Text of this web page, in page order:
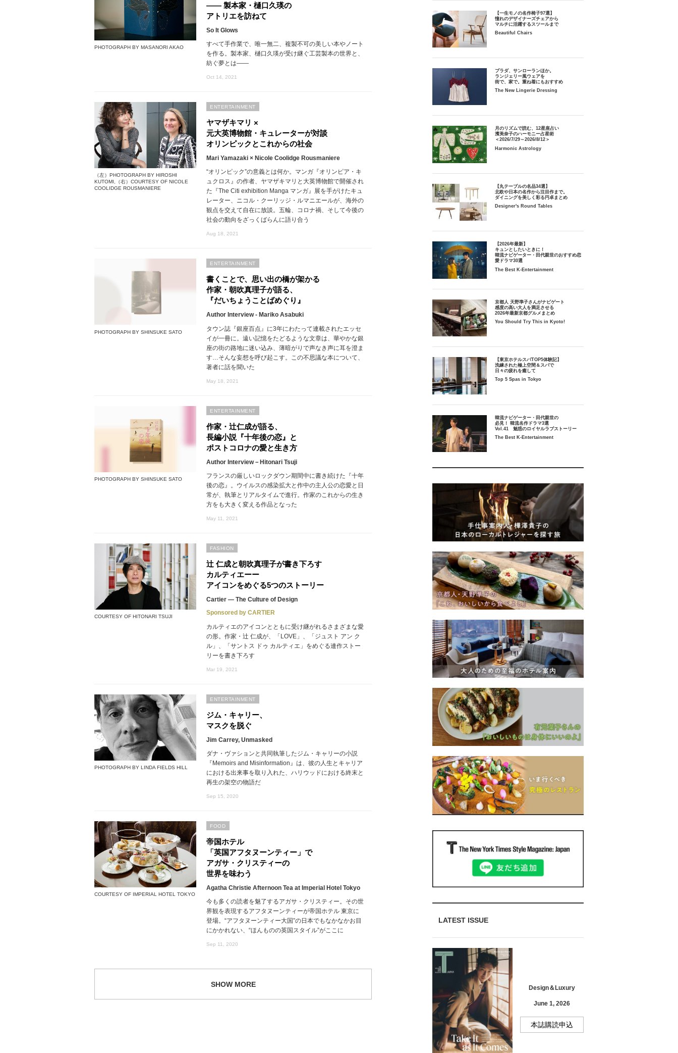
PHOTOGRAPH BY MASANORI AKAO
―― 製本家・樋口久瑛の
アトリエを訪ねて
So It Glows
すべて手作業で、唯一無二、複製不可の美しい本やノート
を作る。製本家、樋口久瑛が受け継ぐ工芸製本の世界と、
紡ぐ夢とは――
Oct 14, 2021
（左）PHOTOGRAPH BY HIROSHI
KUTOMI,（右）COURTESY OF NICOLE
COOLIDGE ROUSMANIERE
ヤマザキマリ ×
元大英博物館・キュレーターが対談
オリンピックとこれからの社会
Mari Yamazaki × Nicole Coolidge Rousmaniere
“オリンピック”の意義とは何か。マンガ『オリンピア・キ
ュクロス』の作者、ヤマザキマリと大英博物館で開催され
た『The Citi exhibition Manga マンガ』展を手がけたキュ
レーター、ニコル・クーリッジ・ルマニエールが、海外の
観点を交えて自在に放談。五輪、コロナ禍、そして今後の
社会の動向をざっくばらんに語り合う
Aug 18, 2021
ENTERTAINMENT
PHOTOGRAPH BY SHINSUKE SATO
書くことで、思い出の橋が架かる
作家・朝吹真理子が語る、
『だいちょうことばめぐり』
Author Interview - Mariko Asabuki
タウン誌『銀座百点』に3年にわたって連載されたエッセ
イが一冊に。遠い記憶をたどるような文章は、華やかな銀
座の街の路地に迷い込み、薄暗がりで声なき声に耳を澄ま
す…そんな妄想を呼び起こす。この不思議な本について、
著者に話を聞いた
May 18, 2021
ENTERTAINMENT
PHOTOGRAPH BY SHINSUKE SATO
作家・辻仁成が語る、
長編小説『十年後の恋』と
ポストコロナの愛と生き方
Author Interview－Hitonari Tsuji
フランスの厳しいロックダウン期間中に書き続けた『十年
後の恋』。ウイルスの感染拡大と作中の主人公の恋愛と日
常が、執筆とリアルタイムで進行。作家のこれからの生き
方をも大きく変える作品となった
May 11, 2021
ENTERTAINMENT
COURTESY OF HITONARI TSUJI
Sponsored by CARTIER
辻 仁成と朝吹真理子が書き下ろす
カルティエーー
アイコンをめぐる5つのストーリー
Cartier ― The Culture of Design
カルティエのアイコンとともに受け継がれるさまざまな愛
の形。作家・辻 仁成が、「LOVE」、「ジュスト アン ク
ル」、「サントス ドゥ カルティエ」をめぐる連作ストー
リーを書き下ろす
Mar 19, 2021
FASHION
PHOTOGRAPH BY LINDA FIELDS HILL
ジム・キャリー、
マスクを脱ぐ
Jim Carrey, Unmasked
ダナ・ヴァションと共同執筆したジム・キャリーの小説
『Memoirs and Misinformation』は、彼の人生とキャリア
における出来事を取り入れた、ハリウッドにおける終末と
再生の架空の物語だ
Sep 15, 2020
ENTERTAINMENT
COURTESY OF IMPERIAL HOTEL TOKYO
帝国ホテル
「英国アフタヌーンティー」で
アガサ・クリスティーの
世界を味わう
Agatha Christie Afternoon Tea at Imperial Hotel Tokyo
今も多くの読者を魅了するアガサ・クリスティー。その世
界観を表現するアフタヌーンティーが帝国ホテル 東京に
登場。“アフタヌーンティー大国”の日本でもなかなかお目
にかかれない、“ほんものの英国スタイル”がここに
Sep 11, 2020
FOOD
【一生モノの名作椅子97選】
憧れのデザイナーズチェアから
マルチに活躍するスツールまで
Beautiful Chairs
プラダ、サンローランほか。
ランジェリー風ウェアを
街で、家で。重ね着にもおすすめ
The New Lingerie Dressing
月のリズムで読む、12星座占い
濱美奈子のハーモニー占星術
＜2026/7/29～2026/8/12＞
Harmonic Astrology
【丸テーブルの名品34選】
北欧や日本の名作から注目作まで。
ダイニングを美しく彩る円卓まとめ
Designer's Round Tables
【2026年最新】
キュンとしたいときに！
韓流ナビゲーター・田代親世のおすすめ恋
愛ドラマ30選
The Best K-Entertainment
京都人 天野準子さんがナビゲート
感度の高い大人を満足させる
2026年最新京都グルメまとめ
You Should Try This in Kyoto!
【東京ホテルスパTOP5体験記】
洗練された極上空間＆スパで
日々の疲れを癒して
Top 5 Spas in Tokyo
韓流ナビゲーター・田代親世の
必見！ 韓流名作ドラマ3選
Vol.41 魅惑のロイヤルラブストーリー
The Best K-Entertainment
LATEST ISSUE
Design＆Luxury
June 1, 2026
本誌購読申込